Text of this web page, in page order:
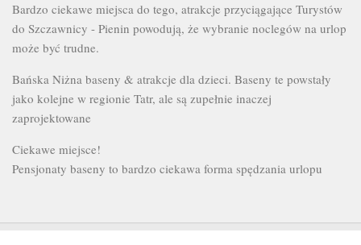
Bardzo ciekawe miejsca do tego, atrakcje przyciągające Turystów
do Szczawnicy - Pienin powodują, że wybranie noclegów na urlop
może być trudne.
Bańska Niżna baseny & atrakcje dla dzieci. Baseny te powstały
jako kolejne w regionie Tatr, ale są zupełnie inaczej
zaprojektowane
Ciekawe miejsce!
Pensjonaty baseny to bardzo ciekawa forma spędzania urlopu